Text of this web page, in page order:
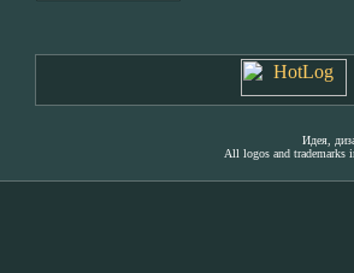
Идея,
All logos and trademarks